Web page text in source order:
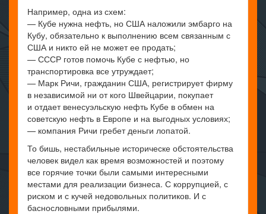
Например, одна из схем:
— Кубе нужна нефть, но США наложили эмбарго на
Кубу, обязательно к выполнению всем связанным с
США и никто ей не может ее продать;
— СССР готов помочь Кубе с нефтью, но
транспортировка все утруждает;
— Марк Ричи, гражданин США, регистрирует фирму
в независимой ни от кого Швейцарии, покупает
и отдает венесуэльскую нефть Кубе в обмен на
советскую нефть в Европе и на выгодных условиях;
— компания Ричи гребет деньги лопатой.
То бишь, нестабильные историческе обстоятельства
человек видел как время возможностей и поэтому
все горячие точки были самыми интересными
местами для реализации бизнеса. С коррупцией, с
риском и с кучей недовольных политиков. И с
баснословными прибылями.